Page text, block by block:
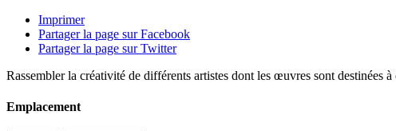
Imprimer
Partager la page sur Facebook
Partager la page sur Twitter
Rassembler la créativité de différents artistes dont les œuvres sont destinées
Emplacement